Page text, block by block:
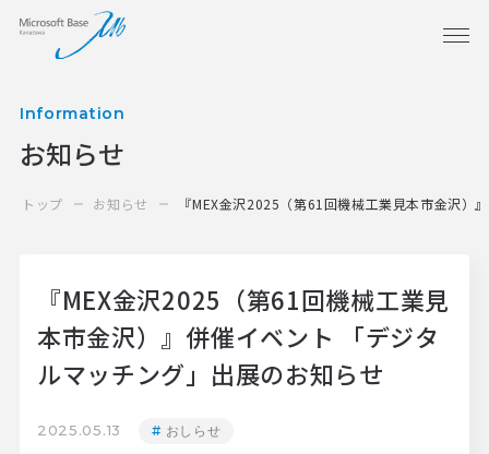
Information
お知らせ
トップ お知らせ 『MEX金沢2025（第61回機械工業見本市金沢）
『MEX金沢2025（第61回機械工業見
本市金沢）』併催イベント 「デジタ
ルマッチング」出展のお知らせ
2025.05.13 おしらせ